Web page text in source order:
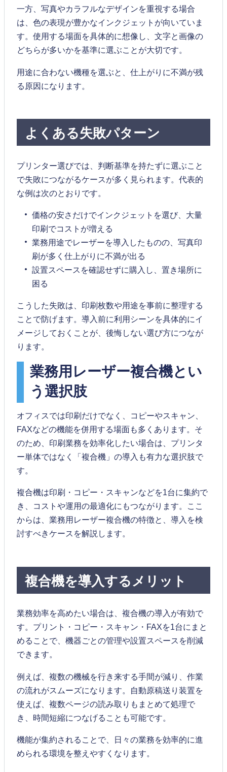
一方、写真やカラフルなデザインを重視する場合
は、色の表現が豊かなインクジェットが向いていま
す。使用する場面を具体的に想像し、文字と画像の
どちらが多いかを基準に選ぶことが大切です。
用途に合わない機種を選ぶと、仕上がりに不満が残
る原因になります。
よくある失敗パターン
プリンター選びでは、判断基準を持たずに選ぶこと
で失敗につながるケースが多く見られます。代表的
な例は次のとおりです。
価格の安さだけでインクジェットを選び、大量
印刷でコストが増える
業務用途でレーザーを導入したものの、写真印
刷が多く仕上がりに不満が出る
設置スペースを確認せずに購入し、置き場所に
困る
こうした失敗は、印刷枚数や用途を事前に整理する
ことで防げます。導入前に利用シーンを具体的にイ
メージしておくことが、後悔しない選び方につなが
ります。
業務用レーザー複合機とい
う選択肢
オフィスでは印刷だけでなく、コピーやスキャン、
FAXなどの機能を併用する場面も多くあります。そ
のため、印刷業務を効率化したい場合は、プリンタ
ー単体ではなく「複合機」の導入も有力な選択肢で
す。
複合機は印刷・コピー・スキャンなどを1台に集約で
き、コストや運用の最適化にもつながります。ここ
からは、業務用レーザー複合機の特徴と、導入を検
討すべきケースを解説します。
複合機を導入するメリット
業務効率を高めたい場合は、複合機の導入が有効で
す。プリント・コピー・スキャン・FAXを1台にまと
めることで、機器ごとの管理や設置スペースを削減
できます。
例えば、複数の機械を行き来する手間が減り、作業
の流れがスムーズになります。自動原稿送り装置を
使えば、複数ページの読み取りもまとめて処理で
き、時間短縮につなげることも可能です。
機能が集約されることで、日々の業務を効率的に進
められる環境を整えやすくなります。